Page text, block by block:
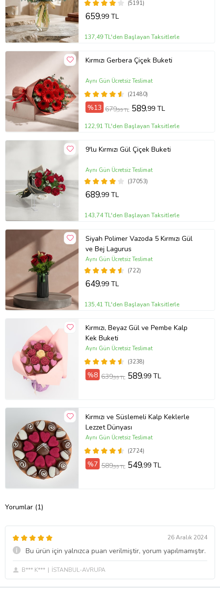
(5191)
659,99 TL
137,49 TL'den Başlayan Taksitlerle
Kırmızı Gerbera Çiçek Buketi
(21480)
Aynı Gün Ücretsiz Teslimat
%13 679,99 TL 589,99 TL
122,91 TL'den Başlayan Taksitlerle
9'lu Kırmızı Gül Çiçek Buketi
(37053)
Aynı Gün Ücretsiz Teslimat
689,99 TL
143,74 TL'den Başlayan Taksitlerle
Siyah Polimer Vazoda 5 Kırmızı Gül
ve Bej Lagurus
(722)
Aynı Gün Ücretsiz Teslimat
649,99 TL
135,41 TL'den Başlayan Taksitlerle
Kırmızı, Beyaz Gül ve Pembe Kalp
Kek Buketi
(3238)
Aynı Gün Ücretsiz Teslimat
%8 639,99 TL 589,99 TL
Kırmızı ve Süslemeli Kalp Keklerle
Lezzet Dünyası
(2724)
Aynı Gün Ücretsiz Teslimat
%7 589,99 TL 549,99 TL
Yorumlar (1)
26 Aralık 2024
Bu ürün için yalnızca puan verilmiştir, yorum yapılmamıştır.
B*** K*** İSTANBUL-AVRUPA